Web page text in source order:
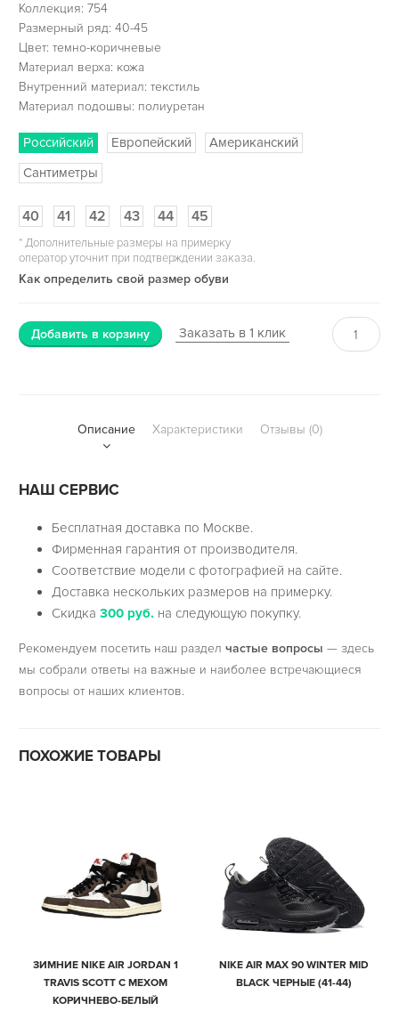
Коллекция: 754
Размерный ряд: 40-45
Цвет: темно-коричневые
Материал верха: кожа
Внутренний материал: текстиль
Материал подошвы: полиуретан
Российский Европейский
Американский
Сантиметры
40 41 42 43 44 45
*Дополнительные размеры на примерку
оператор уточнит при подтверждении заказа.
Как определить свой размер обуви
Добавить в корзину Заказать в 1 клик
Описание Характеристики Отзывы (0)
НАШ СЕРВИС
Бесплатная доставка по Москве.
Фирменная гарантия от производителя.
Соответствие модели с фотографией на сайте.
Доставка нескольких размеров на примерку.
Скидка300 руб. на следующую покупку.
Рекомендуем посетить наш раздел частые вопросы — здесь
мы собрали ответы на важные и наиболее встречающиеся
вопросы от наших клиентов.
ПОХОЖИЕ ТОВАРЫ
ЗИМНИЕ NIKE AIR JORDAN 1
TRAVIS SCOTT С МЕХОМ
КОРИЧНЕВО-БЕЛЫЙ
NIKE AIR MAX 90 WINTER MID
BLACK ЧЕРНЫЕ (41-44)